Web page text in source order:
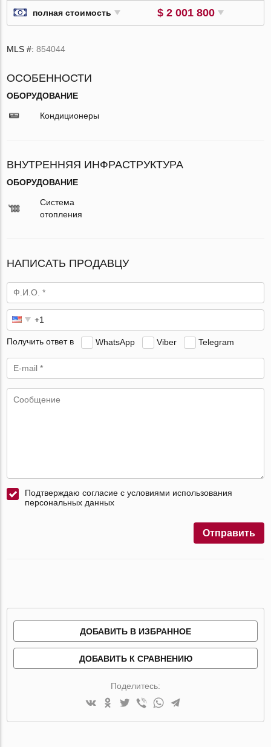
полная стоимость $ 2 001 800
MLS #:854044
ОСОБЕННОСТИ
ОБОРУДОВАНИЕ
Кондиционеры
ВНУТРЕННЯЯ ИНФРАСТРУКТУРА
ОБОРУДОВАНИЕ
Система
отопления
НАПИСАТЬ ПРОДАВЦУ
Получить ответ в WhatsApp Viber Telegram
Подтверждаю согласие с условиями использования
персональных данных
Отправить
ДОБАВИТЬ В ИЗБРАННОЕ
ДОБАВИТЬ К СРАВНЕНИЮ
Поделитесь: